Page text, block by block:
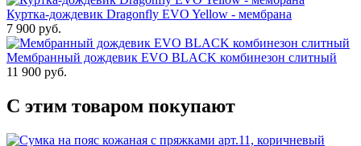
Куртка-дождевик Dragonfly EVO Yellow - мембрана
7 900 руб.
Мембранный дождевик EVO BLACK комбинезон слитный
11 900 руб.
С этим товаром покупают